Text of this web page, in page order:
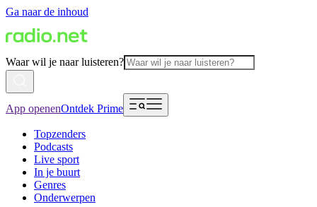
Ga naar de inhoud
Waar wil je naar luisteren?
App openenOntdek Prime
Topzenders
Podcasts
Live sport
In je buurt
Genres
Onderwerpen